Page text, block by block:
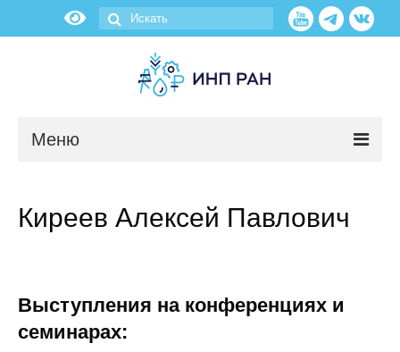
Меню
О нас
Научные подразделения
Киреев Алексей Павлович
Выступления на конференциях и
семинарах: